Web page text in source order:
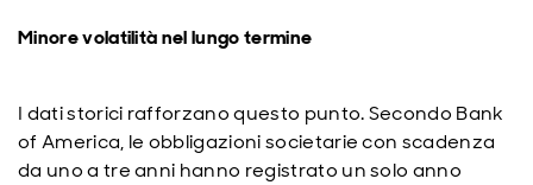
Minore volatilità nel lungo termine
I dati storici rafforzano questo punto. Secondo Bank
of America, le obbligazioni societarie con scadenza
da uno a tre anni hanno registrato un solo anno